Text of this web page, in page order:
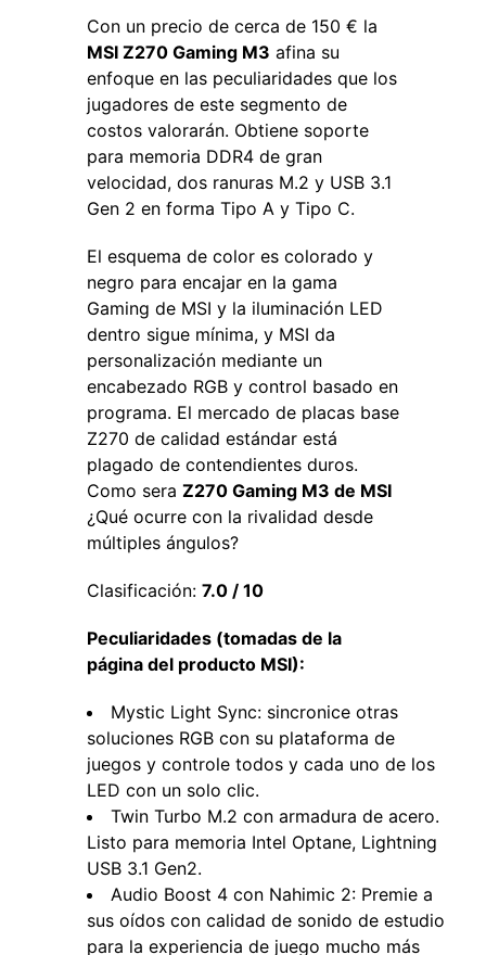
Con un precio de cerca de 150 € la
MSI Z270 Gaming M3 afina su
enfoque en las peculiaridades que los
jugadores de este segmento de
costos valorarán. Obtiene soporte
para memoria DDR4 de gran
velocidad, dos ranuras M.2 y USB 3.1
Gen 2 en forma Tipo A y Tipo C.
El esquema de color es colorado y
negro para encajar en la gama
Gaming de MSI y la iluminación LED
dentro sigue mínima, y ​​MSI da
personalización mediante un
encabezado RGB y control basado en
programa. El mercado de placas base
Z270 de calidad estándar está
plagado de contendientes duros.
Como sera Z270 Gaming M3 de MSI
¿Qué ocurre con la rivalidad desde
múltiples ángulos?
Clasificación: 7.0 / 10
Peculiaridades (tomadas de la
página del producto MSI):
Mystic Light Sync: sincronice otras
soluciones RGB con su plataforma de
juegos y controle todos y cada uno de los
LED con un solo clic.
Twin Turbo M.2 con armadura de acero.
Listo para memoria Intel Optane, Lightning
USB 3.1 Gen2.
Audio Boost 4 con Nahimic 2: Premie a
sus oídos con calidad de sonido de estudio
para la experiencia de juego mucho más